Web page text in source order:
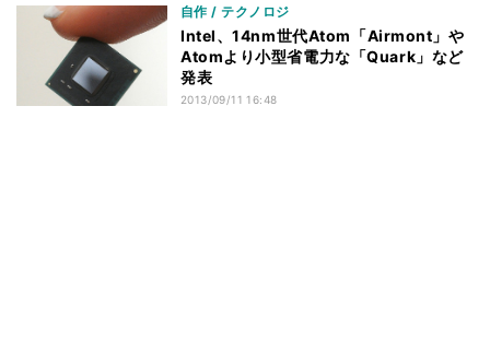
自作 / テクノロジ
Intel、14nm世代Atom「Airmont」や
Atomより小型省電力な「Quark」など
発表
2013/09/11 16:48